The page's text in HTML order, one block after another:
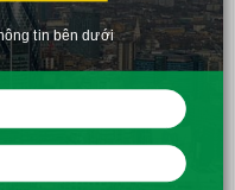
còn là một sản phẩm của
ba, có nhiều kinh nghiệm
tin bên dưới